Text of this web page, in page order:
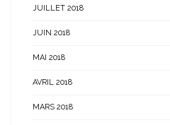
JUILLET 2018
JUIN 2018
MAI 2018
AVRIL 2018
MARS 2018